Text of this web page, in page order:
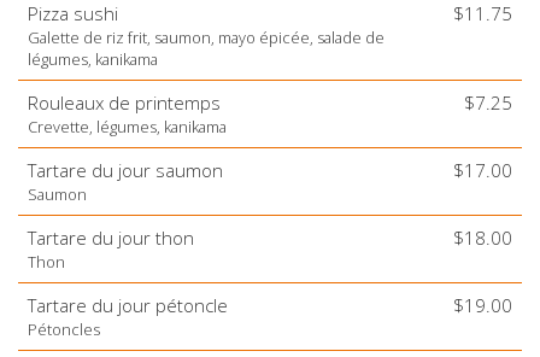
Pizza sushi
Galette de riz frit, saumon, mayo épicée, salade de
légumes, kanikama
$11.75
Rouleaux de printemps
Crevette, légumes, kanikama
$7.25
Tartare du jour saumon
Saumon
$17.00
Tartare du jour thon
Thon
$18.00
Tartare du jour pétoncle
Pétoncles
$19.00